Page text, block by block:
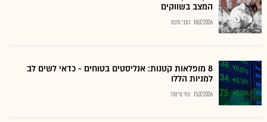
המצב בשווקים
18.07.2026 כתבי גלובס
8 מופלאות קטנות: אנליסטים בטוחים - כדאי לשים לב
למניות הללו
15.07.2026 צחי גרינולד